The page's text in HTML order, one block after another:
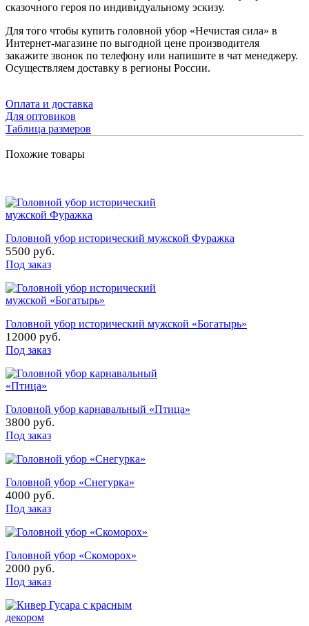
сказочного героя по индивидуальному эскизу.
Для того чтобы купить головной убор «Нечистая сила» в
Интернет-магазине по выгодной цене производителя
закажите звонок по телефону или напишите в чат менеджеру.
Осуществляем доставку в регионы России.
Оплата и доставка
Для оптовиков
Таблица размеров
Похожие товары
Головной убор исторический мужской Фуражка
5500 руб.
Под заказ
Головной убор исторический мужской «Богатырь»
12000 руб.
Под заказ
Головной убор карнавальный «Птица»
3800 руб.
Под заказ
Головной убор «Снегурка»
4000 руб.
Под заказ
Головной убор «Скоморох»
2000 руб.
Под заказ